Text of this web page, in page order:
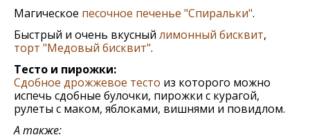
Магическое песочное печенье "Спиральки".
Быстрый и очень вкусный лимонный бисквит,
торт "Медовый бисквит".
Тесто и пирожки:
Сдобное дрожжевое тесто из которого можно
испечь сдобные булочки, пирожки с курагой,
рулеты с маком, яблоками, вишнями и повидлом.
А также: